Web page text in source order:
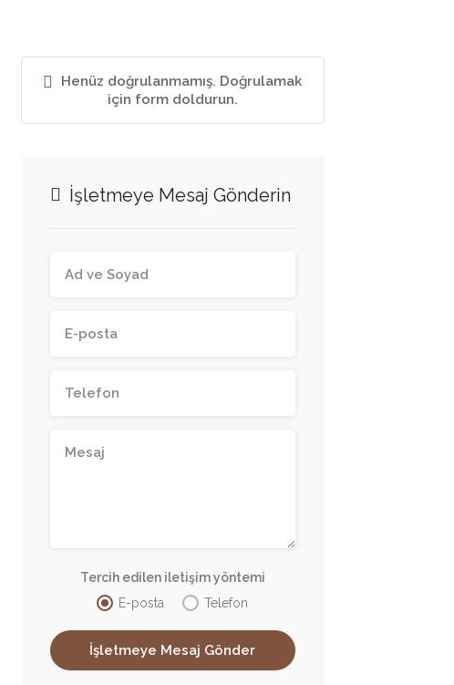
Henüz doğrulanmamış. Doğrulamak
için form doldurun.
İşletmeye Mesaj Gönderin
Tercih edilen iletişim yöntemi
E-posta
Telefon